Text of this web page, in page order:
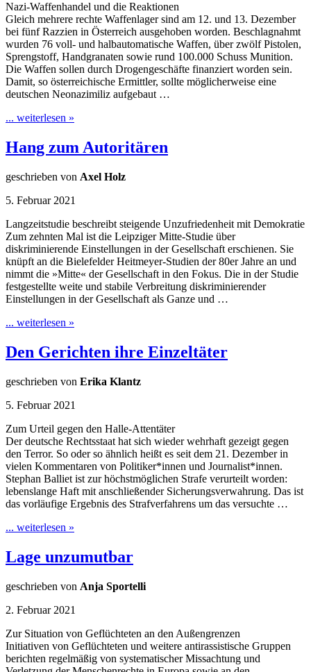
Nazi-Waffenhandel und die Reaktionen
Gleich mehrere rechte Waffenlager sind am 12. und 13. Dezember
bei fünf Razzien in Österreich ausgehoben worden. Beschlagnahmt
wurden 76 voll- und halbautomatische Waffen, über zwölf Pistolen,
Sprengstoff, Handgranaten sowie rund 100.000 Schuss Munition.
Die Waffen sollen durch Drogengeschäfte finanziert worden sein.
Damit, so österreichische Ermittler, sollte möglicherweise eine
deutschen Neonazimiliz aufgebaut …
... weiterlesen »
Hang zum Autoritären
geschrieben von Axel Holz
5. Februar 2021
Langzeitstudie beschreibt steigende Unzufriedenheit mit Demokratie
Zum zehnten Mal ist die Leipziger Mitte-Studie über
diskriminierende Einstellungen in der Gesellschaft erschienen. Sie
knüpft an die Bielefelder Heitmeyer-Studien der 80er Jahre an und
nimmt die »Mitte« der Gesellschaft in den Fokus. Die in der Studie
festgestellte weite und stabile Verbreitung diskriminierender
Einstellungen in der Gesellschaft als Ganze und …
... weiterlesen »
Den Gerichten ihre Einzeltäter
geschrieben von Erika Klantz
5. Februar 2021
Zum Urteil gegen den Halle-Attentäter
Der deutsche Rechtsstaat hat sich wieder wehrhaft gezeigt gegen
den Terror. So oder so ähnlich heißt es seit dem 21. Dezember in
vielen Kommentaren von Politiker*innen und Journalist*innen.
Stephan Balliet ist zur höchstmöglichen Strafe verurteilt worden:
lebenslange Haft mit anschließender Sicherungsverwahrung. Das ist
das vorläufige Ergebnis des Strafverfahrens um das versuchte …
... weiterlesen »
Lage unzumutbar
geschrieben von Anja Sportelli
2. Februar 2021
Zur Situation von Geflüchteten an den Außengrenzen
Initiativen von Geflüchteten und weitere antirassistische Gruppen
berichten regelmäßig von systematischer Missachtung und